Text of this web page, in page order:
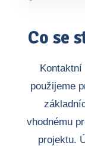
Co se
Kontaktní
použijeme
vhodnému
projektu.